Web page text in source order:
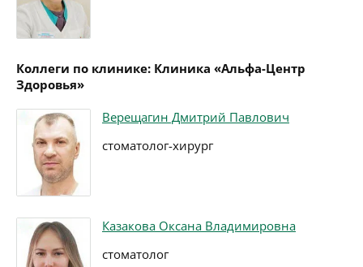
Коллеги по клинике: Клиника «Альфа-Центр
Здоровья»
Верещагин Дмитрий Павлович
стоматолог-хирург
Казакова Оксана Владимировна
стоматолог